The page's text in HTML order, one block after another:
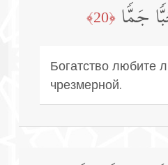
جَمࣰّا ﴿20﴾
Богатство любите
чрезмерной.